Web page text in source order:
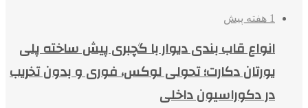
1 هفته پیش
انواع قاب بندی دیوار با گچبری پیش ساخته پلی
یورتان دکارت؛ تحولی لوکس، فوری و بدون تخریب
در دکوراسیون داخلی